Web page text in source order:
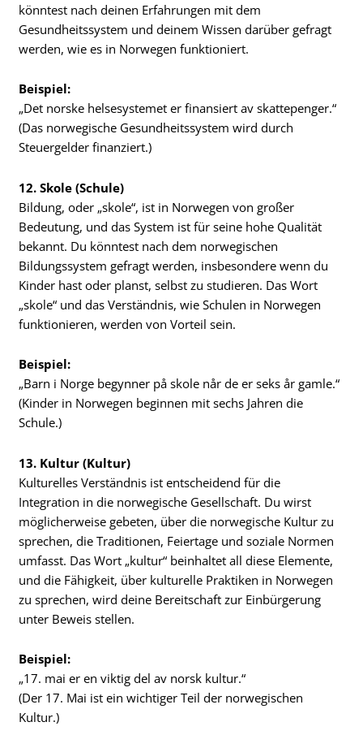
könntest nach deinen Erfahrungen mit dem
Gesundheitssystem und deinem Wissen darüber gefragt
werden, wie es in Norwegen funktioniert.
Beispiel:
„Det norske helsesystemet er finansiert av skattepenger.“
(Das norwegische Gesundheitssystem wird durch
Steuergelder finanziert.)
12. Skole (Schule)
Bildung, oder „skole“, ist in Norwegen von großer
Bedeutung, und das System ist für seine hohe Qualität
bekannt. Du könntest nach dem norwegischen
Bildungssystem gefragt werden, insbesondere wenn du
Kinder hast oder planst, selbst zu studieren. Das Wort
„skole“ und das Verständnis, wie Schulen in Norwegen
funktionieren, werden von Vorteil sein.
Beispiel:
„Barn i Norge begynner på skole når de er seks år gamle.“
(Kinder in Norwegen beginnen mit sechs Jahren die
Schule.)
13. Kultur (Kultur)
Kulturelles Verständnis ist entscheidend für die
Integration in die norwegische Gesellschaft. Du wirst
möglicherweise gebeten, über die norwegische Kultur zu
sprechen, die Traditionen, Feiertage und soziale Normen
umfasst. Das Wort „kultur“ beinhaltet all diese Elemente,
und die Fähigkeit, über kulturelle Praktiken in Norwegen
zu sprechen, wird deine Bereitschaft zur Einbürgerung
unter Beweis stellen.
Beispiel:
„17. mai er en viktig del av norsk kultur.“
(Der 17. Mai ist ein wichtiger Teil der norwegischen
Kultur.)